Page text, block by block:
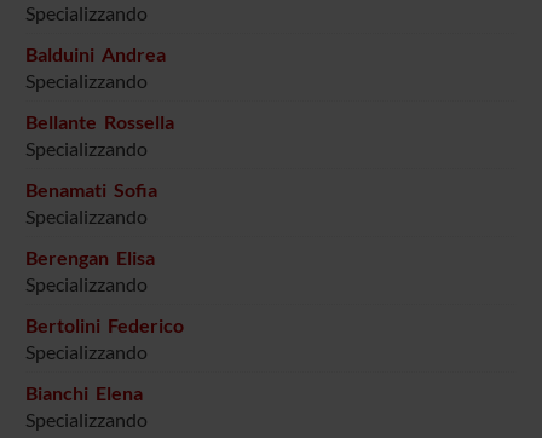
Specializzando
Balduini Andrea
Specializzando
Bellante Rossella
Specializzando
Benamati Sofia
Specializzando
Berengan Elisa
Specializzando
Bertolini Federico
Specializzando
Bianchi Elena
Specializzando